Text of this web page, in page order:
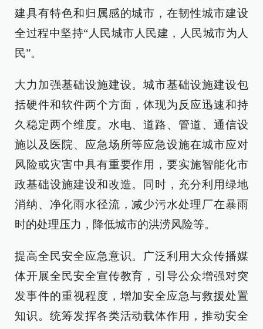
建具有特色和归属感的城市，在韧性城市建设
全过程中坚持“人民城市人民建，人民城市为人
民”。
大力加强基础设施建设。城市基础设施建设包
括硬件和软件两个方面，体现为反应迅速和持
久稳定两个维度。水电、道路、管道、通信设
施以及医院、应急场所等应急设施在城市应对
风险或灾害中具有重要作用，要实施智能化市
政基础设施建设和改造。同时，充分利用绿地
消纳、净化雨水径流，减少污水处理厂在暴雨
时的处理压力，降低城市的洪涝风险等。
提高全民安全应急意识。广泛利用大众传播媒
体开展全民安全宣传教育，引导公众增强对突
发事件的重视程度，增加安全应急与救援处置
知识。统筹发挥各类活动载体作用，推动安全